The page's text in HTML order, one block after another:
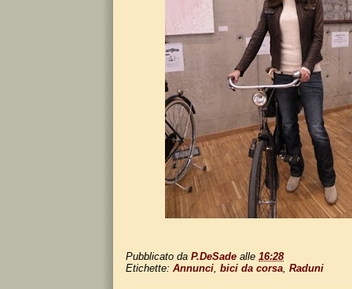
Pubblicato da P.DeSade alle 16:28
Etichette: Annunci bici da corsa Raduni